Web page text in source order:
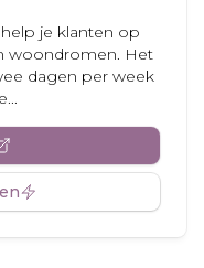
je klanten op
woondromen. Het
dagen per week